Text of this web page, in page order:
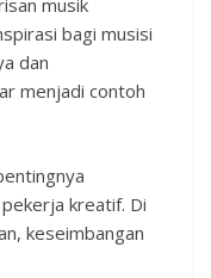
musik
bagi musisi
dan
menjadi contoh
kreatif. Di
keseimbangan